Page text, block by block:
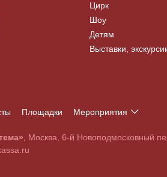
Цирк
Шоу
Детям
Выставки,
Площадки
Мероприятия
M N O P Q R S T U V W X Y Z
, Москва, 6-й Новоподмосковный